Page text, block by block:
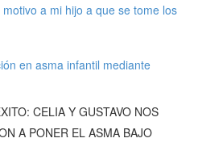
a mi hijo a que se tome los
en asma infantil mediante
CELIA Y GUSTAVO NOS
A PONER EL ASMA BAJO